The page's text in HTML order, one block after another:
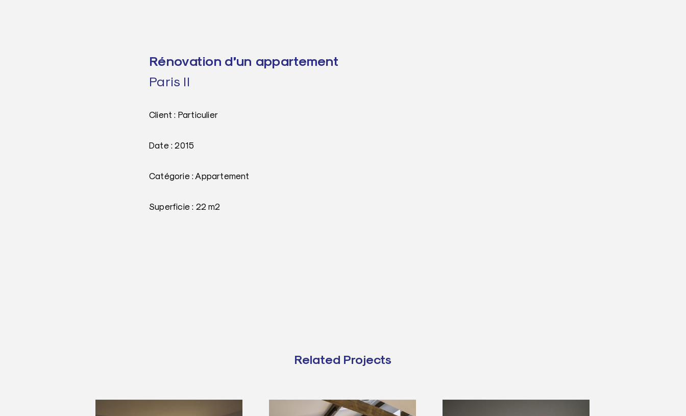
Rénovation d’un appartement
Paris II
Client : Particulier
Date : 2015
Catégorie : Appartement
Superficie : 22 m²
Related Projects